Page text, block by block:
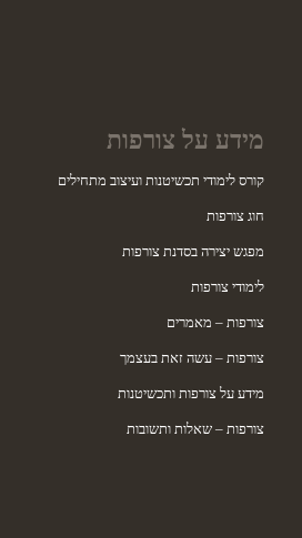
מידע על צורפות
קורס לימודי תכשיטנות ועיצוב מתחילים
חוג צורפות
מפגש יצירה בסדנת צורפות
לימודי צורפות
צורפות – מאמרים
צורפות – עשה זאת בעצמך
מידע על צורפות ותכשיטנות
צורפות – שאלות ותשובות